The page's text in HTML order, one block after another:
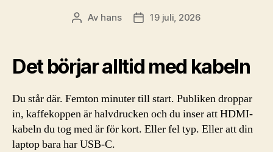
Inläggsförfattare
Av hans Inläggsdatum
19 juli, 2026
Det börjar alltid med kabeln
Du står där. Femton minuter till start. Publiken droppar
in, kaffekoppen är halvdrucken och du inser att HDMI-
kabeln du tog med är för kort. Eller fel typ. Eller att din
laptop bara har USB-C.